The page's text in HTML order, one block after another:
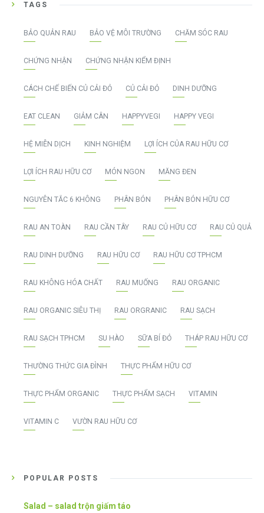
TAGS
BẢO QUẢN RAU BẢO VỆ MÔI TRƯỜNG CHĂM SÓC RAU
CHỨNG NHẬN CHỨNG NHẬN KIỂM ĐỊNH
CÁCH CHẾ BIẾN CỦ CẢI ĐỎ CỦ CẢI ĐỎ DINH DƯỠNG
EAT CLEAN GIẢM CÂN HAPPYVEGI HAPPY VEGI
HỆ MIỄN DỊCH KINH NGHIỆM LỢI ÍCH CỦA RAU HỮU CƠ
LỢI ÍCH RAU HỮU CƠ MÓN NGON MĂNG ĐEN
NGUYÊN TẮC 6 KHÔNG PHÂN BÓN PHÂN BÓN HỮU CƠ
RAU AN TOÀN RAU CẦN TÂY RAU CỦ HỮU CƠ RAU CỦ QUẢ
RAU DINH DƯỠNG RAU HỮU CƠ RAU HỮU CƠ TPHCM
RAU KHÔNG HÓA CHẤT RAU MUỐNG RAU ORGANIC
RAU ORGANIC SIÊU THỊ RAU ORGRANIC RAU SẠCH
RAU SẠCH TPHCM SU HÀO SỮA BÍ ĐỎ THÁP RAU HỮU CƠ
THƯỜNG THỨC GIA ĐÌNH THỰC PHẨM HỮU CƠ
THỰC PHẨM ORGANIC THỰC PHẨM SẠCH VITAMIN
VITAMIN C VƯỜN RAU HỮU CƠ
POPULAR POSTS
Salad – salad trộn giấm táo